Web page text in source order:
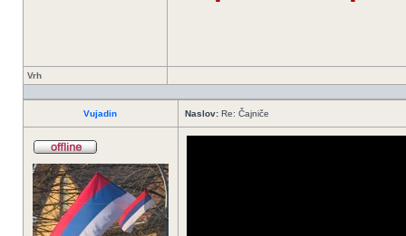
Vrh
Vujadin Naslov: Re: Čajniče